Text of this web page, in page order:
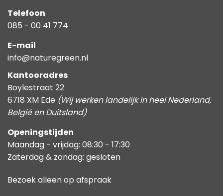
Telefoon
085 - 00 41 774
E-mail
info@naturegreen.nl
Kantooradres
Boylestraat 22
6718 XM Ede (Wij werken landelijk in heel Nederland,
België en Duitsland)
Openingstijden
Maandag - vrijdag: 08:30 - 17:30
Zaterdag & zondag: gesloten
Bezoek alleen op afspraak